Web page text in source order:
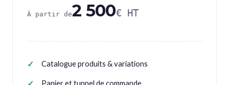
À partir de2 500€ HT
Catalogue produits & variations
Panier et tunnel de commande